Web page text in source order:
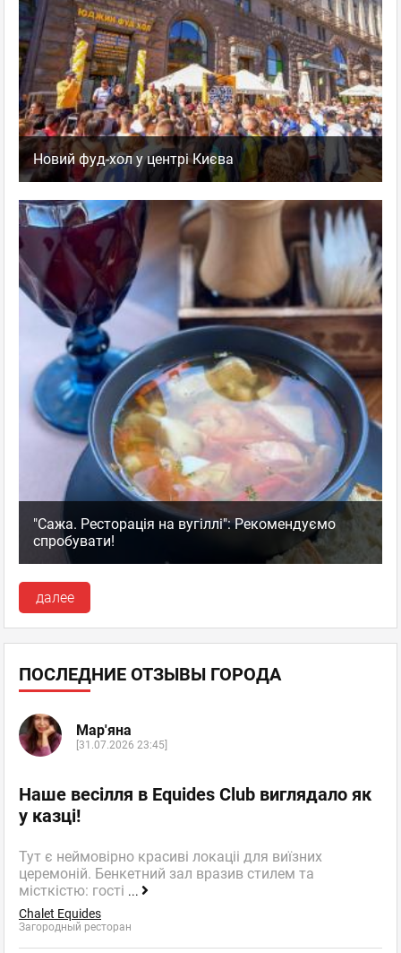
Новий фуд-хол у центрі Києва
"Сажа. Ресторація на вугіллі": Рекомендуємо
спробувати!
далее
ПОСЛЕДНИЕ ОТЗЫВЫ ГОРОДА
Мар'яна
[31.07.2026 23:45]
Наше весілля в Equides Club виглядало як
у казці!
Тут є неймовірно красиві локаціі для виїзних
церемоній. Бенкетний зал вразив стилем та
місткістю: гості ...
Chalet Equides
Загородный ресторан